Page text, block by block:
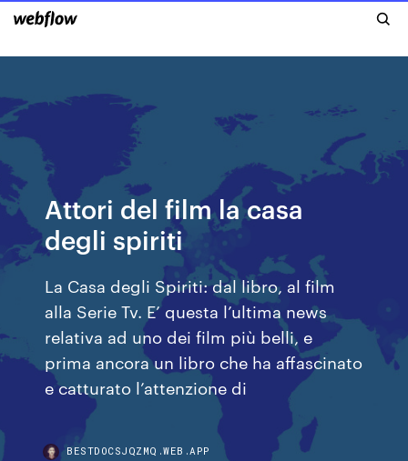
Attori del film la casa
degli spiriti
La Casa degli Spiriti: dal libro, al film
alla Serie Tv. E’ questa l’ultima news
relativa ad uno dei film più belli, e
prima ancora un libro che ha affascinato
e catturato l’attenzione di
BESTDOCSJQZMQ.WEB.APP